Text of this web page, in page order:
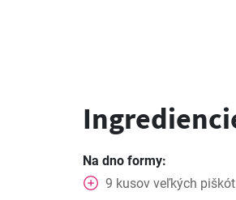
Na dno formy:
9 kusov veľkých piškót